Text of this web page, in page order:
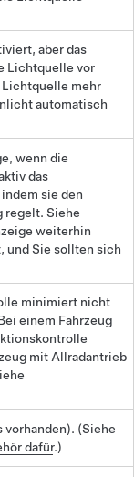
aber das
Lichtquelle vor
Lichtquelle mehr
automatisch
wenn die
das
sie den
regelt. Siehe
weiterhin
und Sie sollten sich
minimiert nicht
einem Fahrzeug
mit Allradantrieb
vorhanden). (Siehe
dafür.)